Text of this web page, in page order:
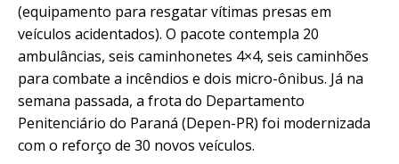
(equipamento para resgatar vítimas presas em
veículos acidentados). O pacote contempla 20
ambulâncias, seis caminhonetes 4×4, seis caminhões
para combate a incêndios e dois micro-ônibus. Já na
semana passada, a frota do Departamento
Penitenciário do Paraná (Depen-PR) foi modernizada
com o reforço de 30 novos veículos.